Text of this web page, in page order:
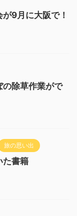
9月に大阪で！
の除草作業がで
旅の思い出
た書籍